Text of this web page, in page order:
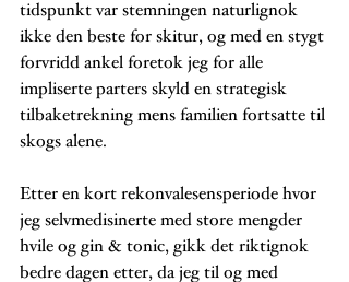
tidspunkt var stemningen naturlignok
ikke den beste for skitur, og med en stygt
forvridd ankel foretok jeg for alle
impliserte parters skyld en strategisk
tilbaketrekning mens familien fortsatte til
skogs alene.
Etter en kort rekonvalesensperiode hvor
jeg selvmedisinerte med store mengder
hvile og gin & tonic, gikk det riktignok
bedre dagen etter, da jeg til og med